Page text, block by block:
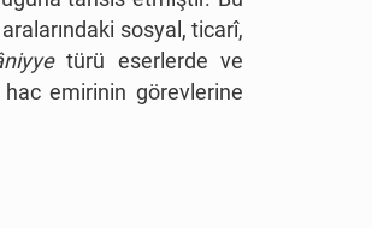
sosyal, ticarî,
türü eserlerde ve
hac emirinin görevlerine